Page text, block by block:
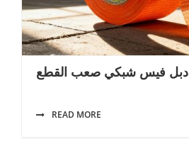
دبل فيس شبكي صعب القطع
READ MORE